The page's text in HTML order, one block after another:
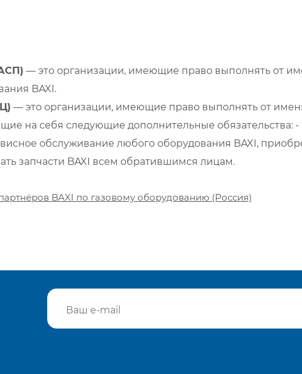
— это организации, имеющие право выполнять от
BAXI.
— это организации, имеющие право выполнять от
на себя следующие дополнительные
обслуживание любого оборудования BAXI,
запчасти BAXI всем обратившимся лицам.
BAXI по газовому оборудованию (Россия)